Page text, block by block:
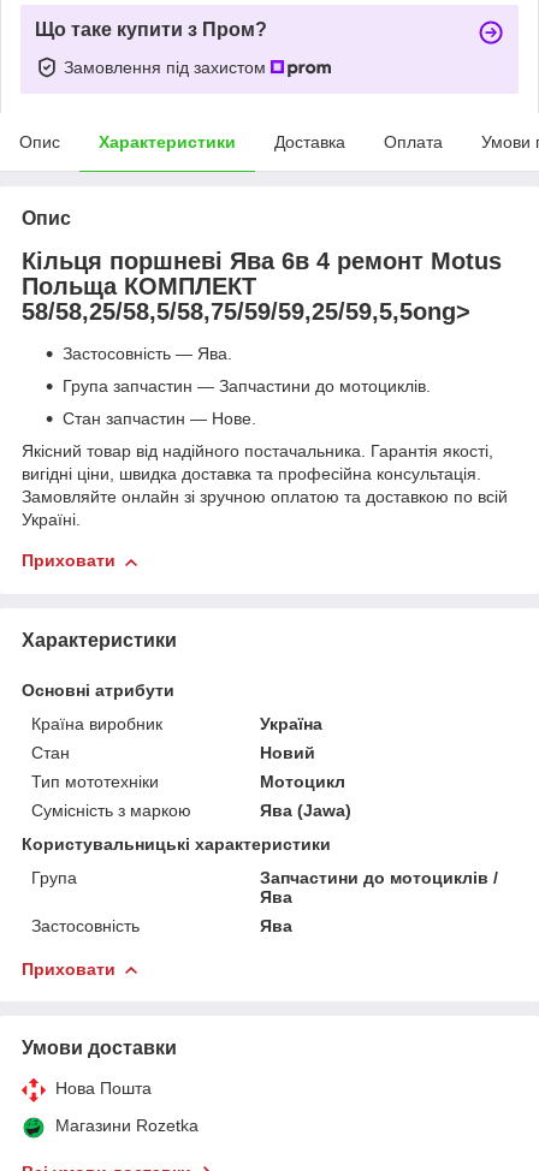
Що таке купити з Пром?
Замовлення під захистом
Опис Характеристики Доставка Оплата Умови
Опис
Кільця поршневі Ява 6в 4 ремонт Motus
Польща КОМПЛЕКТ
58/58,25/58,5/58,75/59/59,25/59,5,5ong>
Застосовність — Ява.
Група запчастин — Запчастини до мотоциклів.
Стан запчастин — Нове.
Якісний товар від надійного постачальника. Гарантія якості,
вигідні ціни, швидка доставка та професійна консультація.
Замовляйте онлайн зі зручною оплатою та доставкою по всій
Україні.
Приховати
Характеристики
Основні атрибути
Країна виробник
Україна
Стан
Новий
Тип мототехніки
Мотоцикл
Сумісність з маркою
Ява (Jawa)
Користувальницькі характеристики
Група
Запчастини до мотоциклів /
Ява
Застосовність
Ява
Приховати
Умови доставки
Нова Пошта
Магазини Rozetka